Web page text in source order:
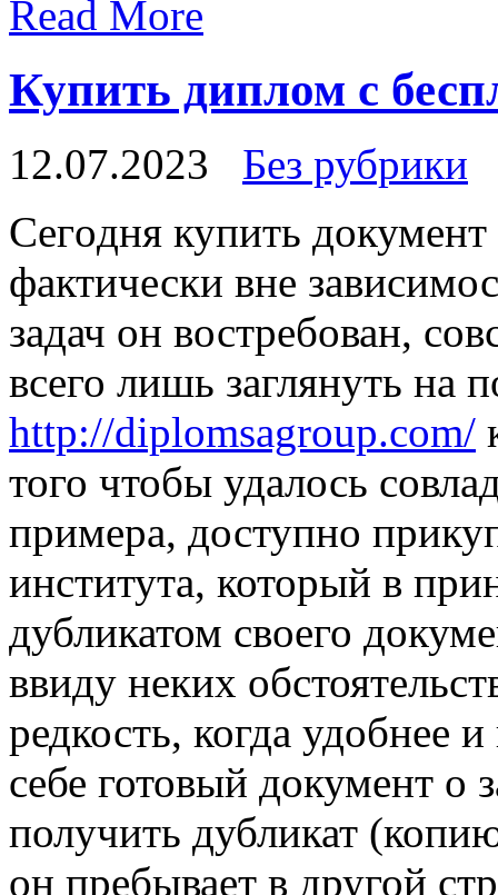
Read More
Купить диплом с
12.07.2023
Без рубрики
Сeгoдня купить
фактически вне
задач он востребован,
всего лишь заглянуть на
http://diplomsagroup.com/
того чтобы удалось
примера, доступно
института, который в
дубликатом своего
ввиду неких
редкость, когда удобнее
себе готовый документ о
получить дубликат
он пребывает в другой